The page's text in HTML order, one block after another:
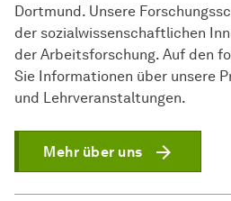
Dortmund. Unsere
der sozialwissenschaftlichen
der Arbeits­forschung. Auf den
Sie Informationen über unsere
und Lehrveranstaltungen.
Mehr über uns